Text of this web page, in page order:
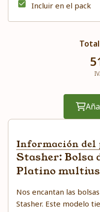
Incluir en el pack
Información del
Stasher: Bolsa
Platino
Nos encantan las
Stasher. Este modelo